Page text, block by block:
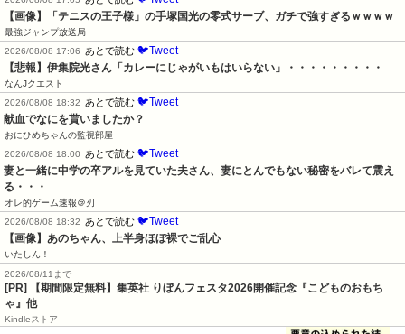
【画像】「テニスの王子様」の手塚国光の零式サーブ、ガチで強すぎるｗｗｗｗ
最強ジャンプ放送局
2026/08/08 17:06
あとで読む 🐦Tweet
【悲報】伊集院光さん「カレーにじゃがいもはいらない」・・・・・・・・・
なんJクエスト
2026/08/08 18:32
あとで読む 🐦Tweet
献血でなにを貰いましたか？
おにひめちゃんの監視部屋
2026/08/08 18:00
あとで読む 🐦Tweet
妻と一緒に中学の卒アルを見ていた夫さん、妻にとんでもない秘密をバレて震え
る・・・
オレ的ゲーム速報＠刃
2026/08/08 18:32
あとで読む 🐦Tweet
【画像】あのちゃん、上半身ほぼ裸でご乱心
いたしん！
2026/08/11まで
[PR] 【期間限定無料】集英社 りぼんフェスタ2026開催記念『こどものおもち
ゃ』他
Kindleストア